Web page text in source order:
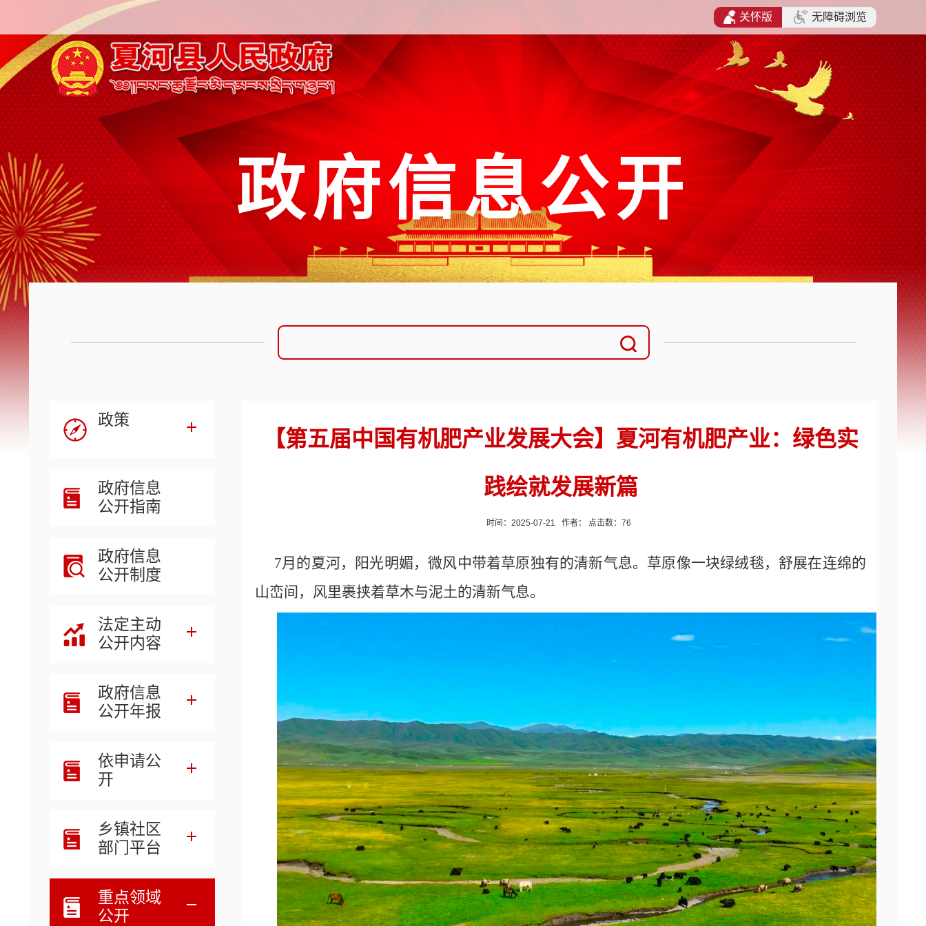
政府信息公开
政策
政府信息
公开指南
政府信息
公开制度
法定主动
公开内容
政府信息
公开年报
依申请公
开
乡镇社区
部门平台
重点领域
公开
【第五届中国有机肥产业发展大会】夏河有机肥产业：绿色实
践绘就发展新篇
时间：2025-07-21 作者： 点击数： 76
7月的夏河，阳光明媚，微风中带着草原独有的清新气息。草原像一块绿绒毯，舒展在连绵的
山峦间，风里裹挟着草木与泥土的清新气息。
关怀版 无障碍浏览